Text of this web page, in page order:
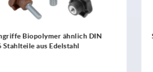
mit verlängerter Nabe